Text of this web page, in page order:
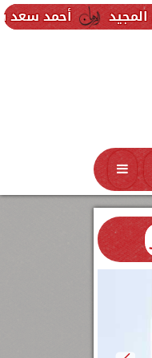
يطلق «الألبوم
محافظات